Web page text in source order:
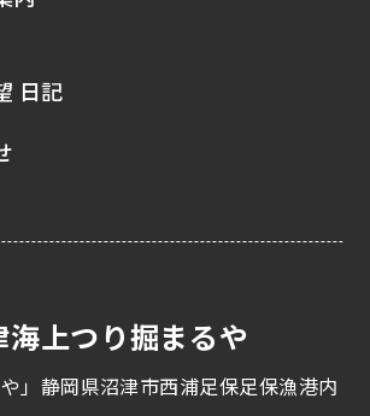
日記
海上つり掘まるや
」静岡県沼津市西浦足保足保漁港内